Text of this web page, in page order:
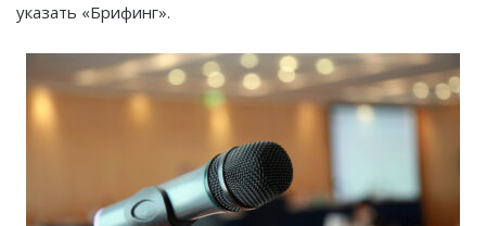
указать «Брифинг».